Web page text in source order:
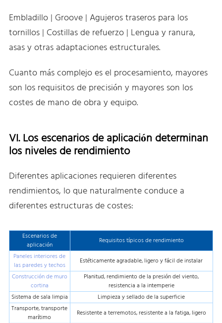
Embladillo | Groove | Agujeros traseros para los
tornillos | Costillas de refuerzo | Lengua y ranura,
asas y otras adaptaciones estructurales.
Cuanto más complejo es el procesamiento, mayores
son los requisitos de precisión y mayores son los
costes de mano de obra y equipo.
VI. Los escenarios de aplicación determinan
los niveles de rendimiento
Diferentes aplicaciones requieren diferentes
rendimientos, lo que naturalmente conduce a
diferentes estructuras de costes:
Escenarios de
aplicación
Requisitos típicos de rendimiento
Paneles interiores de
las paredes y techos
Estéticamente agradable, ligero y fácil de instalar
Construcción de muro
cortina
Planitud, rendimiento de la presión del viento,
resistencia a la intemperie
Sistema de sala limpia
Limpieza y sellado de la superficie
Transporte, transporte
marítimo
Resistente a terremotos, resistente a la fatiga, ligero